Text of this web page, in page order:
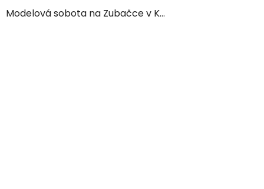
Modelová sobota na Zubačce v K...